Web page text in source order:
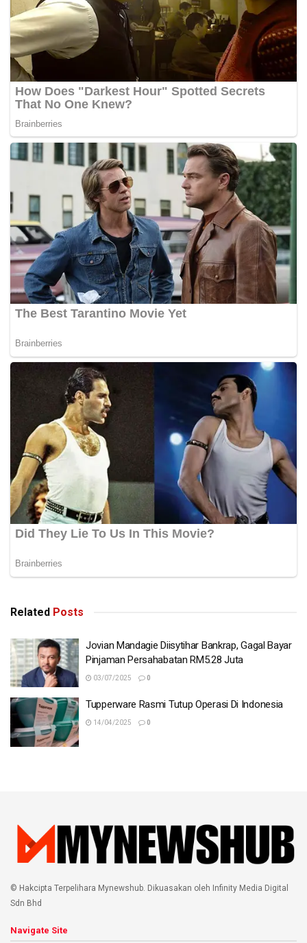
Tupperware akan menghalang mereka daripada
menggunakan pertukaran hutang sebagai sebahagian
tawaran untuk mendapatkan aset Tupperware.
Syarikat pemberi pinjaman yang kini bersedia mengambil
alih Tupperware termasuk Alden Global Capital, Stonehill
Institutional Partners dan Bank of America.
BHonline-
Bankrap Tupperware
Related Posts
Jovian Mandagie Diisytihar Bankrap, Gagal Bayar
Pinjaman Persahabatan RM5.28 Juta
03/07/2025 0
Tupperware Rasmi Tutup Operasi Di Indonesia
14/04/2025 0
© Hakcipta Terpelihara Mynewshub. Dikuasakan oleh Infinity Media Digital
Sdn Bhd
Navigate Site